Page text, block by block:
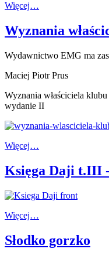
Więcej…
Wyznania
Wydawnictwo EMG ma
Maciej Piotr Prus
Wyznania właściciela
wydanie II
Więcej…
Księga Daji t.III
Więcej…
Słodko gorzko